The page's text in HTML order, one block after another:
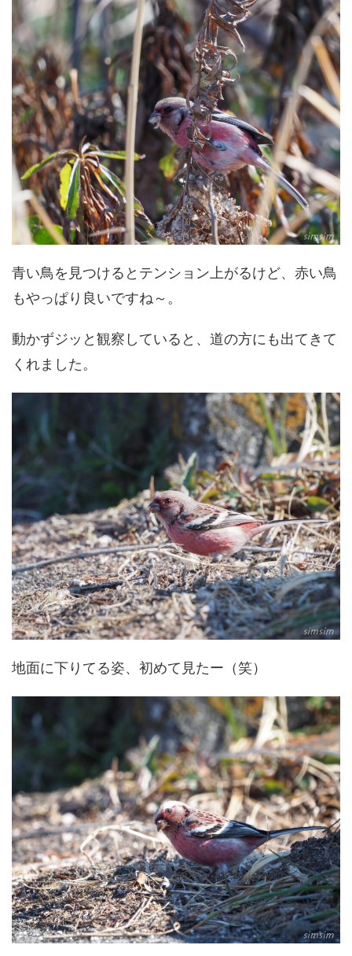
青い鳥を見つけるとテンション上がるけど、赤い鳥
もやっぱり良いですね～。
動かずジッと観察していると、道の方にも出てきて
くれました。
地面に下りてる姿、初めて見たー（笑）